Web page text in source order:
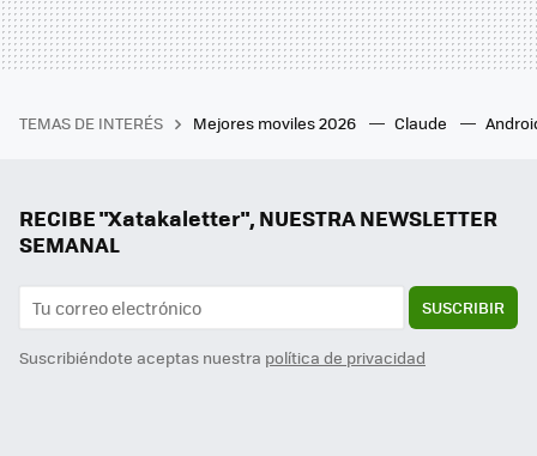
TEMAS DE INTERÉS Mejores moviles 2026 Claude
RECIBE "Xatakaletter", NUESTRA NEWSLETTER
SEMANAL
SUSCRIBIR
Suscribiéndote aceptas nuestra política de privacidad